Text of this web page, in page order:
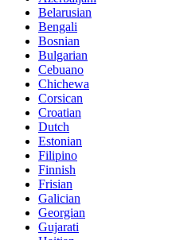
Belarusian
Bengali
Bosnian
Bulgarian
Cebuano
Chichewa
Corsican
Croatian
Dutch
Estonian
Filipino
Finnish
Frisian
Galician
Georgian
Gujarati